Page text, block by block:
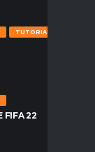
TUTORIALES
FIFA 22